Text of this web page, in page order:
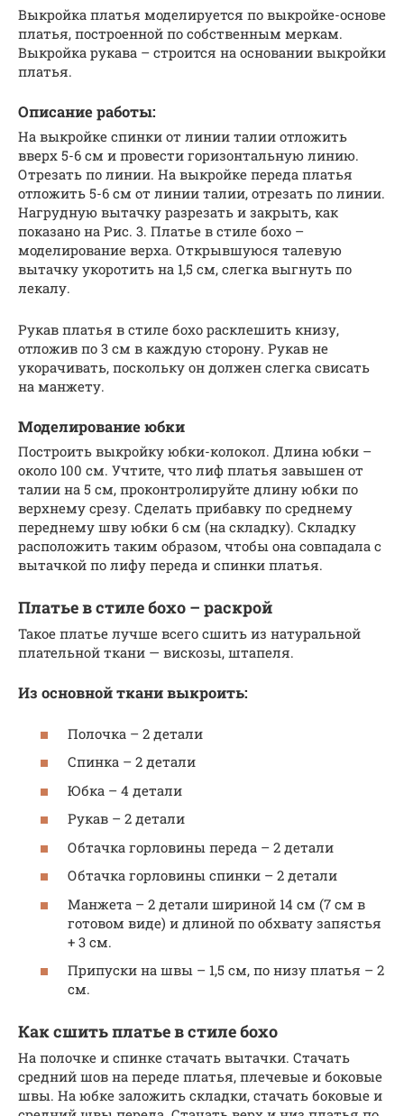
Выкройка платья моделируется по выкройке-основе
платья, построенной по собственным меркам.
Выкройка рукава – строится на основании выкройки
платья.
Описание работы:
На выкройке спинки от линии талии отложить
вверх 5-6 см и провести горизонтальную линию.
Отрезать по линии. На выкройке переда платья
отложить 5-6 см от линии талии, отрезать по линии.
Нагрудную вытачку разрезать и закрыть, как
показано на Рис. 3. Платье в стиле бохо –
моделирование верха. Открывшуюся талевую
вытачку укоротить на 1,5 см, слегка выгнуть по
лекалу.
Рукав платья в стиле бохо расклешить книзу,
отложив по 3 см в каждую сторону. Рукав не
укорачивать, поскольку он должен слегка свисать
на манжету.
Моделирование юбки
Построить выкройку юбки-колокол. Длина юбки –
около 100 см. Учтите, что лиф платья завышен от
талии на 5 см, проконтролируйте длину юбки по
верхнему срезу. Сделать прибавку по среднему
переднему шву юбки 6 см (на складку). Складку
расположить таким образом, чтобы она совпадала с
вытачкой по лифу переда и спинки платья.
Платье в стиле бохо – раскрой
Такое платье лучше всего сшить из натуральной
плательной ткани — вискозы, штапеля.
Из основной ткани выкроить:
Полочка – 2 детали
Спинка – 2 детали
Юбка – 4 детали
Рукав – 2 детали
Обтачка горловины переда – 2 детали
Обтачка горловины спинки – 2 детали
Манжета – 2 детали шириной 14 см (7 см в
готовом виде) и длиной по обхвату запястья
+ 3 см.
Припуски на швы – 1,5 см, по низу платья – 2
см.
Как сшить платье в стиле бохо
На полочке и спинке стачать вытачки. Стачать
средний шов на переде платья, плечевые и боковые
швы. На юбке заложить складки, стачать боковые и